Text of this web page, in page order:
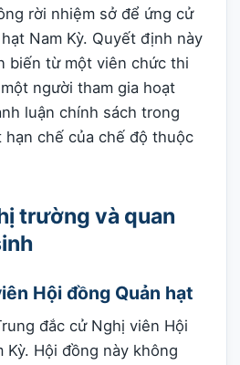
rời nhiệm sở để ứng cử
Nam Kỳ. Quyết định này
biến từ một viên chức thi
người tham gia hoạt
luận chính sách trong
hạn chế của chế độ thuộc
trường và quan
Hội đồng Quản hạt
đắc cử Nghị viên Hội
Kỳ. Hội đồng này không